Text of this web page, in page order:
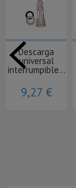
Descarga
universal
interrumpible...
9,27 €